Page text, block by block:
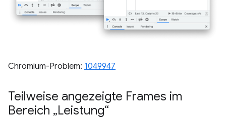
Chromium-Problem: 1049947
Teilweise angezeigte Frames im
Bereich „Leistung“